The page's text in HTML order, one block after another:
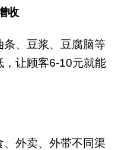
收
、豆浆、豆腐脑等
，让顾客6-10元就能
外卖、外带不同渠